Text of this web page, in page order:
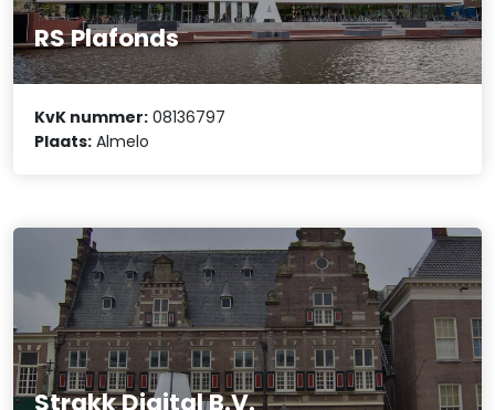
RS Plafonds
KvK nummer: 08136797
Plaats: Almelo
Strakk Digital B.V.